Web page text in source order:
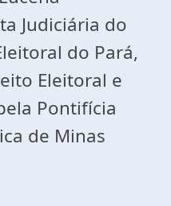
Judiciária do
do Pará,
Eleitoral e
Pontifícia
de Minas